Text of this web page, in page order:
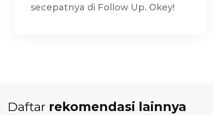
secepatnya di Follow Up. Okey!
Daftar rekomendasi lainnya